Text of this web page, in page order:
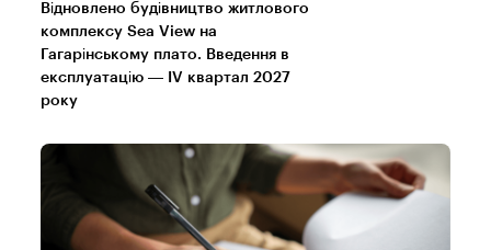
Відновлено будівництво житлового
комплексу Sea View на
Гагарінському плато. Введення в
експлуатацію — IV квартал 2027
року